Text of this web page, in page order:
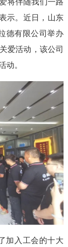
将伴随我们一路
示。近日，山东
德有限公司举办
爱活动，该公司
动。
加入工会的十大